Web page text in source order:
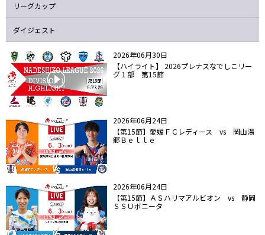
リーグカップ
ダイジェスト
2026年06月30日
【ハイライト】 2026プレナスなでしこリー
グ１部 第15節
2026年06月24日
【第15節】愛媛ＦＣレディース vs 岡山湯
郷Ｂｅｌｌｅ
2026年06月24日
【第15節】ＡＳハリマアルビオン vs 静岡
ＳＳＵボニータ